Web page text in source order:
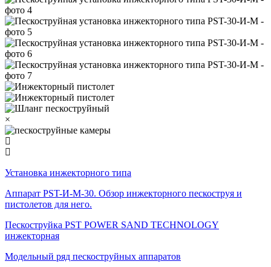
×
Установка инжекторного типа
Аппарат PST-И-М-30. Обзор инжекторного пескоструя и
пистолетов для него.
Пескоструйка PST POWER SAND TECHNOLOGY
инжекторная
Модельный ряд пескоструйных аппаратов